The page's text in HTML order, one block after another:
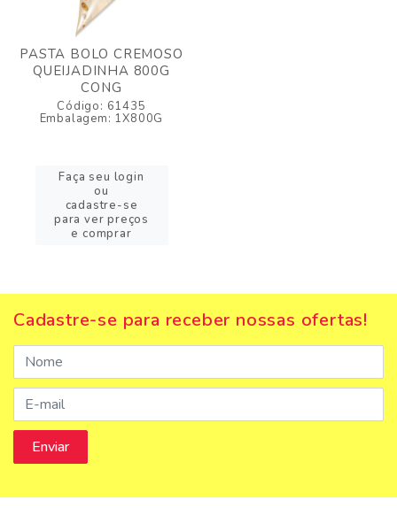
PASTA BOLO CREMOSO
QUEIJADINHA 800G
CONG
Código: 61435
Embalagem: 1X800G
Faça seu login
ou
cadastre-se
para ver preços
e comprar
Cadastre-se para receber nossas ofertas!